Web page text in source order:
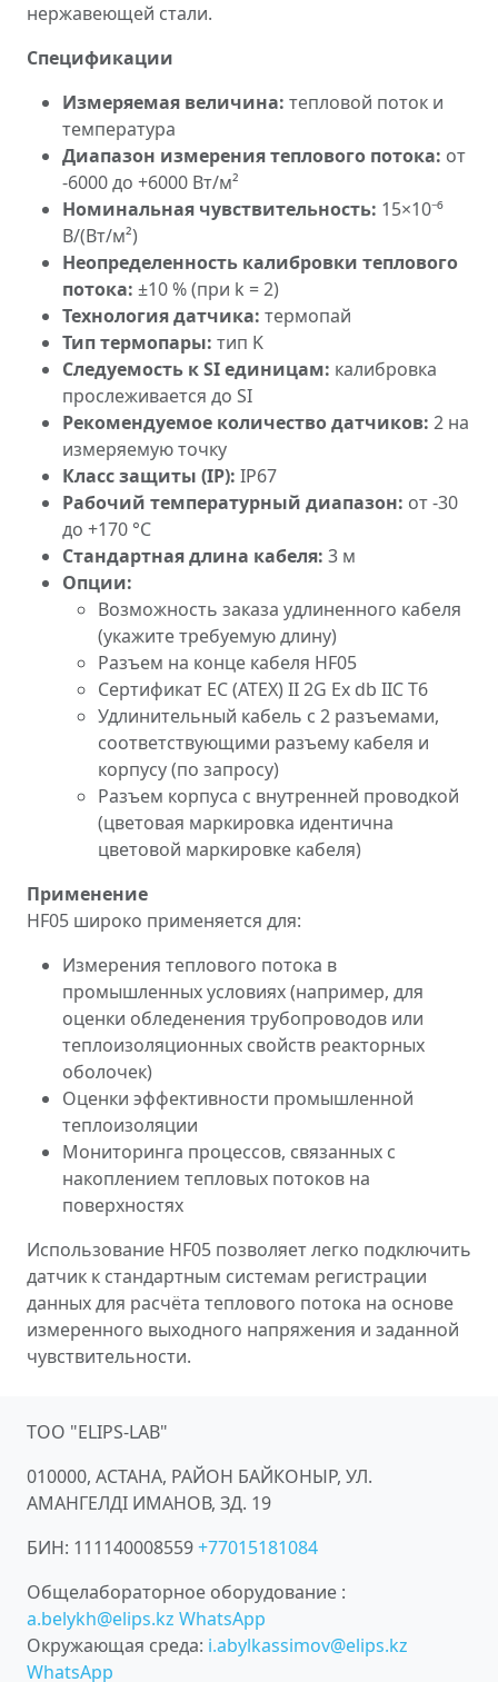
нержавеющей стали.
Спецификации
Измеряемая величина: тепловой поток и
температура
Диапазон измерения теплового потока: от
-6000 до +6000 Вт/м²
Номинальная чувствительность: 15×10⁻⁶
В/(Вт/м²)
Неопределенность калибровки теплового
потока: ±10 % (при k = 2)
Технология датчика: термопай
Тип термопары: тип K
Следуемость к SI единицам: калибровка
прослеживается до SI
Рекомендуемое количество датчиков: 2 на
измеряемую точку
Класс защиты (IP): IP67
Рабочий температурный диапазон: от -30
до +170 °C
Стандартная длина кабеля: 3 м
Опции:
Возможность заказа удлиненного кабеля
(укажите требуемую длину)
Разъем на конце кабеля HF05
Сертификат EC (ATEX) II 2G Ex db IIC T6
Удлинительный кабель с 2 разъемами,
соответствующими разъему кабеля и
корпусу (по запросу)
Разъем корпуса с внутренней проводкой
(цветовая маркировка идентична
цветовой маркировке кабеля)
Применение
HF05 широко применяется для:
Измерения теплового потока в
промышленных условиях (например, для
оценки обледенения трубопроводов или
теплоизоляционных свойств реакторных
оболочек)
Оценки эффективности промышленной
теплоизоляции
Мониторинга процессов, связанных с
накоплением тепловых потоков на
поверхностях
Использование HF05 позволяет легко подключить
датчик к стандартным системам регистрации
данных для расчёта теплового потока на основе
измеренного выходного напряжения и заданной
чувствительности.
ТОО "ELIPS-LAB"
010000, АСТАНА, РАЙОН БАЙКОНЫР, УЛ.
АМАНГЕЛДІ ИМАНОВ, ЗД. 19
БИН: 111140008559+77015181084
Общелабораторное оборудование :
a.belykh@elips.kz WhatsApp
Окружающая среда: i.abylkassimov@elips.kz
WhatsApp